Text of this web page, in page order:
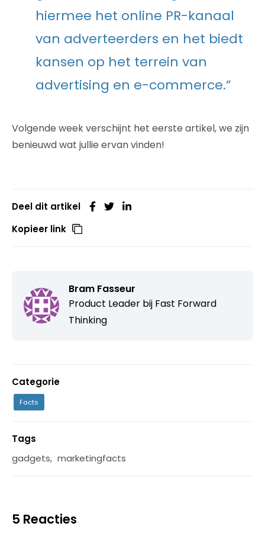
hiermee het online PR-kanaal
van adverteerders en het biedt
kansen op het terrein van
advertising en e-commerce.”
Volgende week verschijnt het eerste artikel, we zijn
benieuwd wat jullie ervan vinden!
Deel dit artikel
Kopieer link
Bram Fasseur
Product Leader bij Fast Forward
Thinking
Categorie
Facts
Tags
gadgets, marketingfacts
5 Reacties